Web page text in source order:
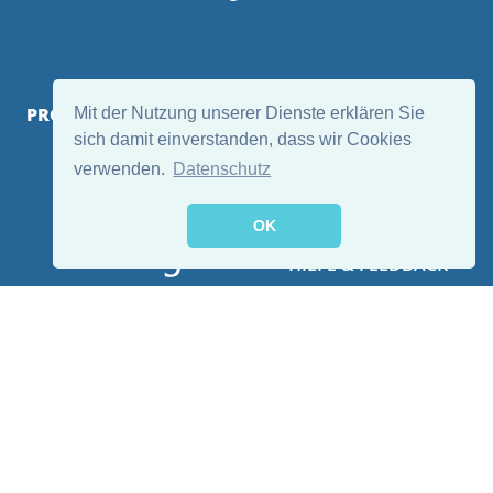
Mit der Nutzung unserer Dienste erklären Sie
sich damit einverstanden, dass wir Cookies
verwenden.
Datenschutz
OK
HILFE & FEEDBACK
PROJEKTVERANTWORTLICHE